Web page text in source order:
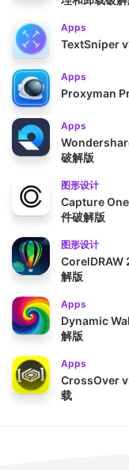
Apps
TextSniper
Apps
Proxyman
Apps
破解版
图形设计
Capture
件破解版
图形设计
CorelDRAW
解版
Apps
Dynamic
解版
Apps
CrossOver
载